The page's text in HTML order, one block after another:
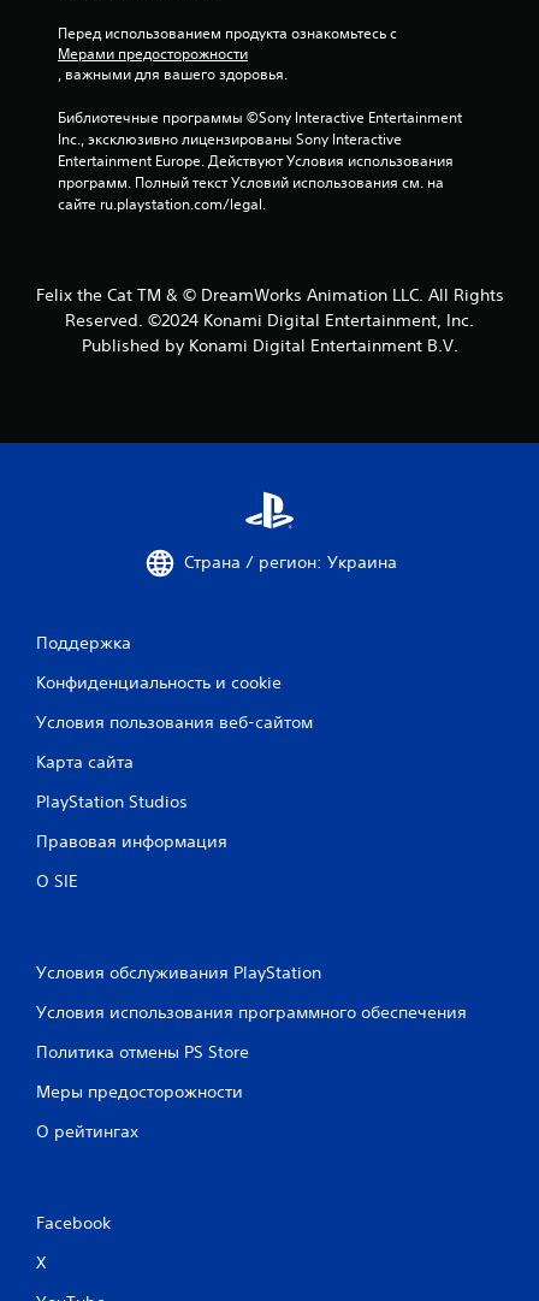
Перед использованием продукта ознакомьтесь с
Мерами предосторожности
, важными для вашего здоровья.
Библиотечные программы ©Sony Interactive Entertainment
Inc., эксклюзивно лицензированы Sony Interactive
Entertainment Europe. Действуют Условия использования
программ. Полный текст Условий использования см. на
сайте ru.playstation.com/legal.
Felix the Cat TM & © DreamWorks Animation LLC. All Rights
Reserved. ©2024 Konami Digital Entertainment, Inc.
Published by Konami Digital Entertainment B.V.
Страна / регион: Украина
Поддержка
Конфиденциальность и cookie
Условия пользования веб-сайтом
Карта сайта
PlayStation Studios
Правовая информация
О SIE
Условия обслуживания PlayStation
Условия использования программного обеспечения
Политика отмены PS Store
Меры предосторожности
О рейтингах
Facebook
X